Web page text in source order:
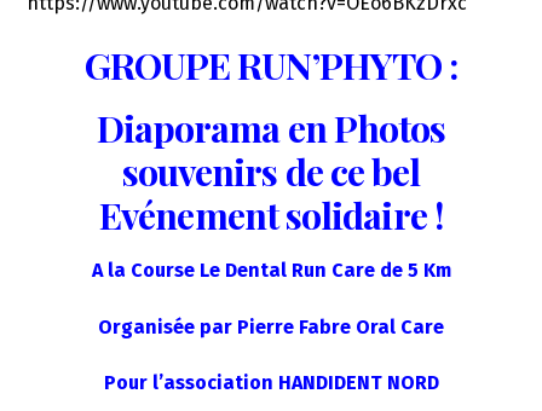
GROUPE RUN’PHYTO :
Diaporama en Photos
souvenirs de ce bel
Evénement solidaire !
A la Course Le Dental Run Care de 5 Km
Organisée par Pierre Fabre Oral Care
Pour l’association HANDIDENT NORD